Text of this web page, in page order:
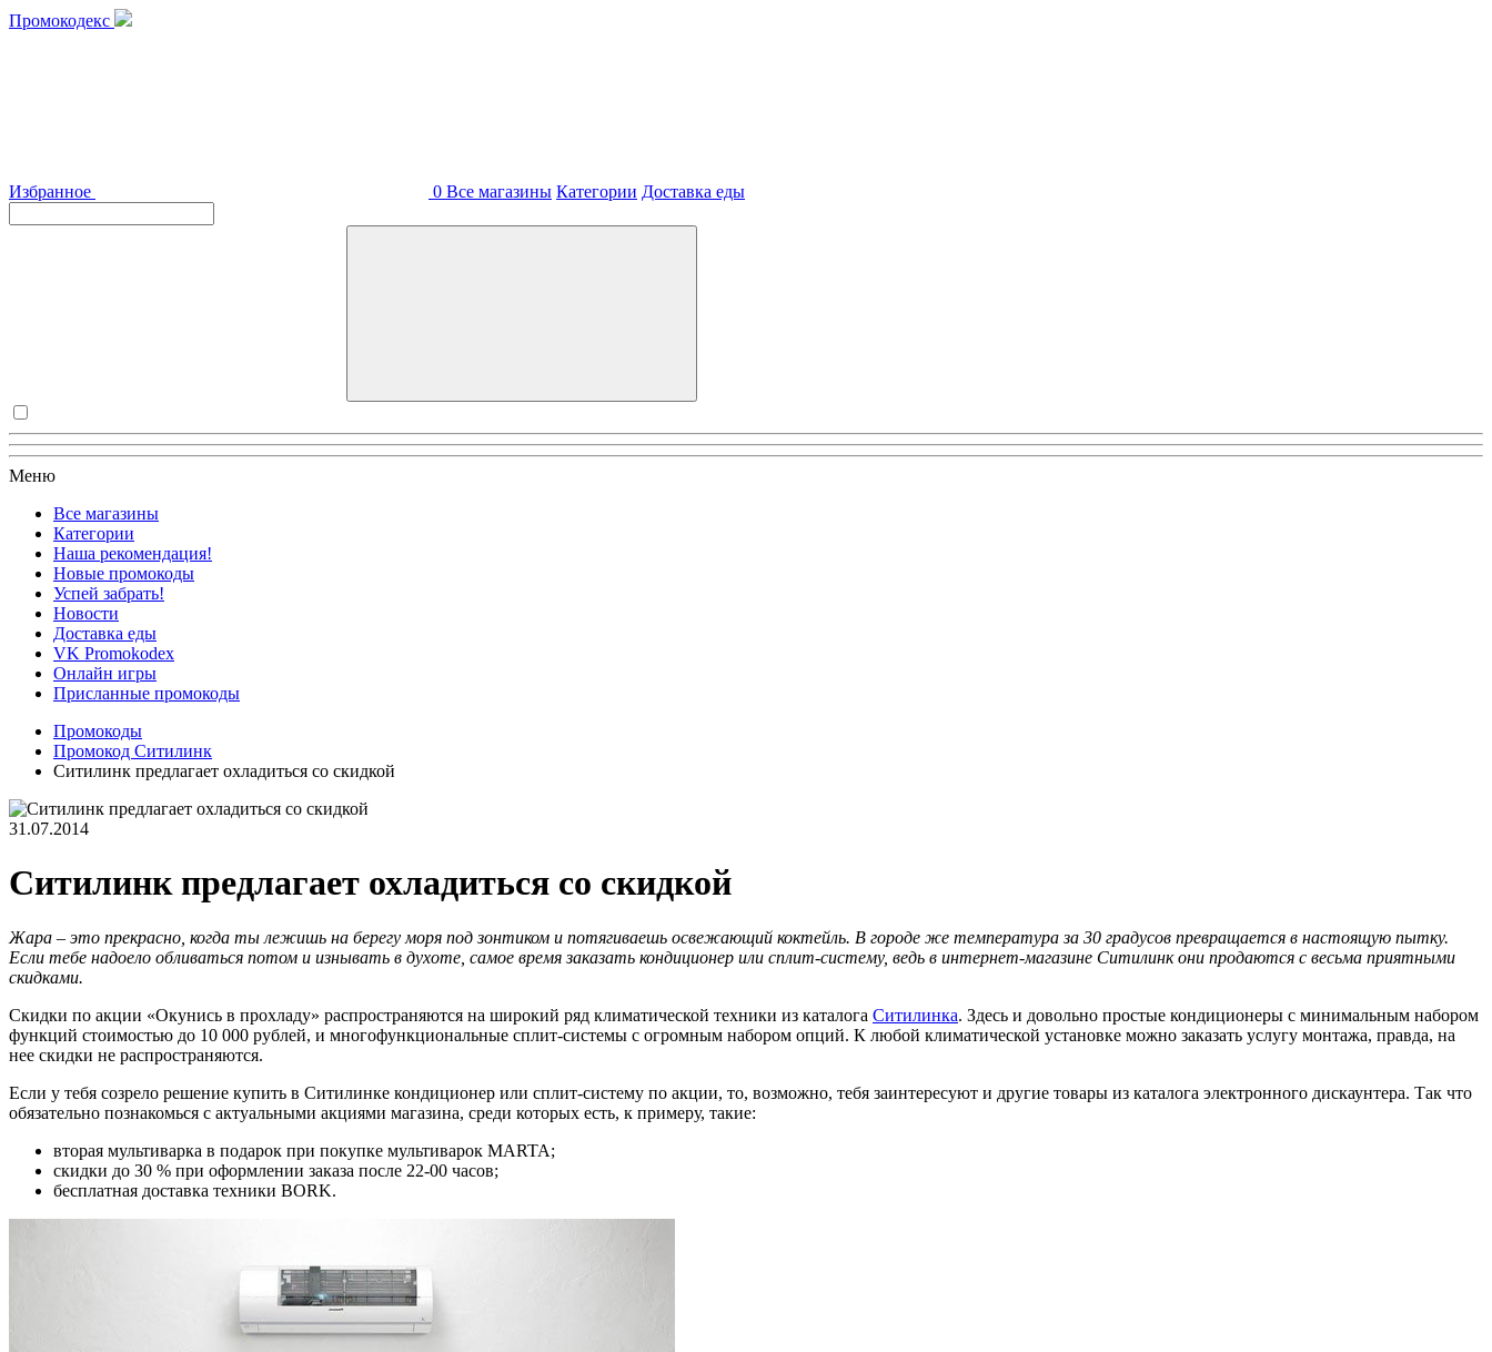
Промокодекс
Избранное 0 Все магазины Категории Доставка еды
Меню
Все магазины
Категории
Наша рекомендация!
Новые промокоды
Успей забрать!
Новости
Доставка еды
VK Promokodex
Онлайн игры
Присланные промокоды
Промокоды
Промокод Ситилинк
Ситилинк предлагает охладиться со скидкой
31.07.2014
Ситилинк предлагает охладиться со скидкой
Жара – это прекрасно, когда ты лежишь на берегу моря под зонтиком и потягиваешь освежающий коктейль. В городе же температура за 30 градусов превращается в настоящую пытку.
Если тебе надоело обливаться потом и изнывать в духоте, самое время заказать кондиционер или сплит-систему, ведь в интернет-магазине Ситилинк они продаются с весьма приятными
скидками.
Скидки по акции «Окунись в прохладу» распространяются на широкий ряд климатической техники из каталога Ситилинка. Здесь и довольно простые кондиционеры с минимальным набором
функций стоимостью до 10 000 рублей, и многофункциональные сплит-системы с огромным набором опций. К любой климатической установке можно заказать услугу монтажа, правда, на
нее скидки не распространяются.
Если у тебя созрело решение купить в Ситилинке кондиционер или сплит-систему по акции, то, возможно, тебя заинтересуют и другие товары из каталога электронного дискаунтера. Так что
обязательно познакомься с актуальными акциями магазина, среди которых есть, к примеру, такие:
вторая мультиварка в подарок при покупке мультиварок MARTA;
скидки до 30 % при оформлении заказа после 22-00 часов;
бесплатная доставка техники BORK.